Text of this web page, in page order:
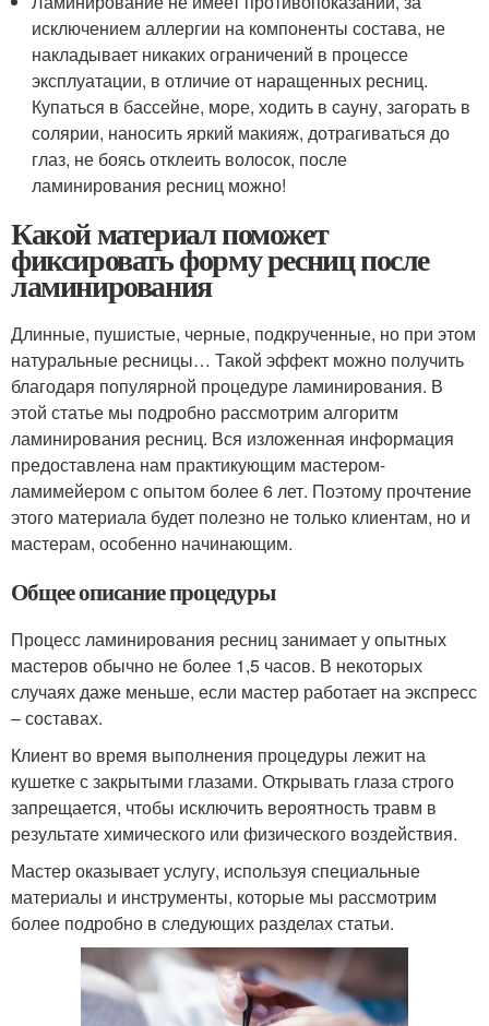
исключением аллергии на компоненты состава, не
накладывает никаких ограничений в процессе
эксплуатации, в отличие от наращенных ресниц.
Купаться в бассейне, море, ходить в сауну, загорать в
солярии, наносить яркий макияж, дотрагиваться до
глаз, не боясь отклеить волосок, после
ламинирования ресниц можно!
Какой материал поможет
фиксировать форму ресниц после
ламинирования
Длинные, пушистые, черные, подкрученные, но при этом
натуральные ресницы… Такой эффект можно получить
благодаря популярной процедуре ламинирования. В
этой статье мы подробно рассмотрим алгоритм
ламинирования ресниц. Вся изложенная информация
предоставлена нам практикующим мастером-
ламимейером с опытом более 6 лет. Поэтому прочтение
этого материала будет полезно не только клиентам, но и
мастерам, особенно начинающим.
Общее описание процедуры
Процесс ламинирования ресниц занимает у опытных
мастеров обычно не более 1,5 часов. В некоторых
случаях даже меньше, если мастер работает на экспресс
– составах.
Клиент во время выполнения процедуры лежит на
кушетке с закрытыми глазами. Открывать глаза строго
запрещается, чтобы исключить вероятность травм в
результате химического или физического воздействия.
Мастер оказывает услугу, используя специальные
материалы и инструменты, которые мы рассмотрим
более подробно в следующих разделах статьи.